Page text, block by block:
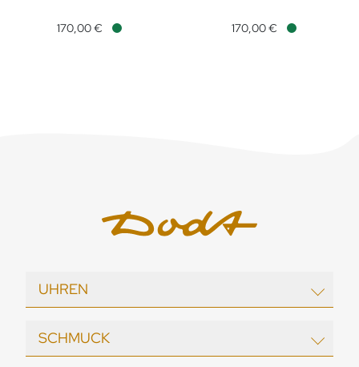
170,00 € 170,00 €
UHREN
SCHMUCK